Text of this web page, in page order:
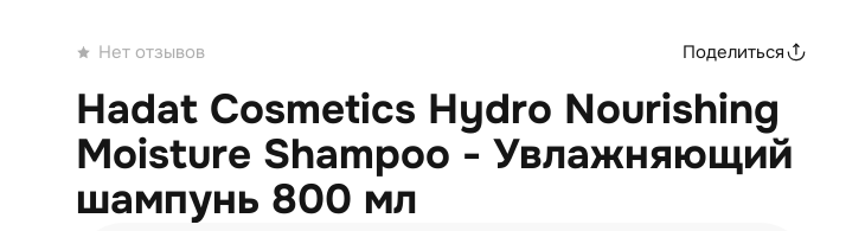
Нет отзывов Поделиться
Hadat Cosmetics Hydro Nourishing
Moisture Shampoo - Увлажняющий
шампунь 800 мл